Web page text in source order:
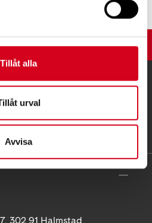
Tillåt alla
urval
Avvisa
UPP
302 91 Halmstad